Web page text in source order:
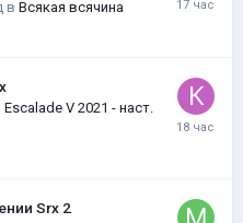
в Всякая всячина
Escalade V 2021 - наст.
Srx 2